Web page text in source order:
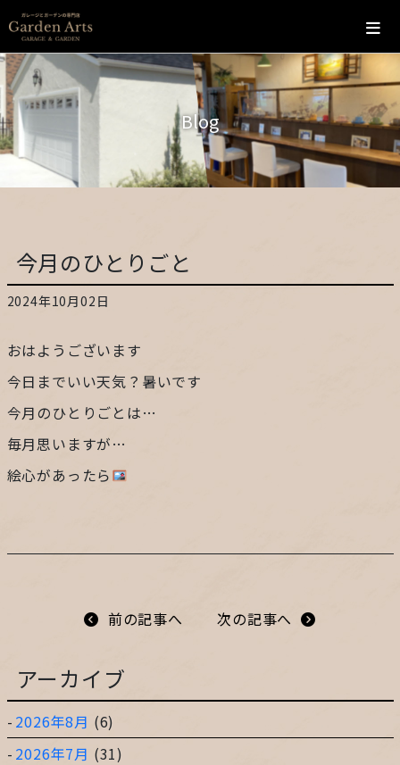
ホーム
会社概要
こだわり
施工実績
お問い合わせ
サイトマップ
片田舎の小さなカフェ ガーデンアーツ
Blog
今月のひとりごと
2024年10月02日
おはようございます
今日までいい天気？暑いです
今月のひとりごとは…
毎月思いますが…
絵心があったら
前の記事へ 次の記事へ
アーカイブ
2026年8月 (6)
2026年7月 (31)